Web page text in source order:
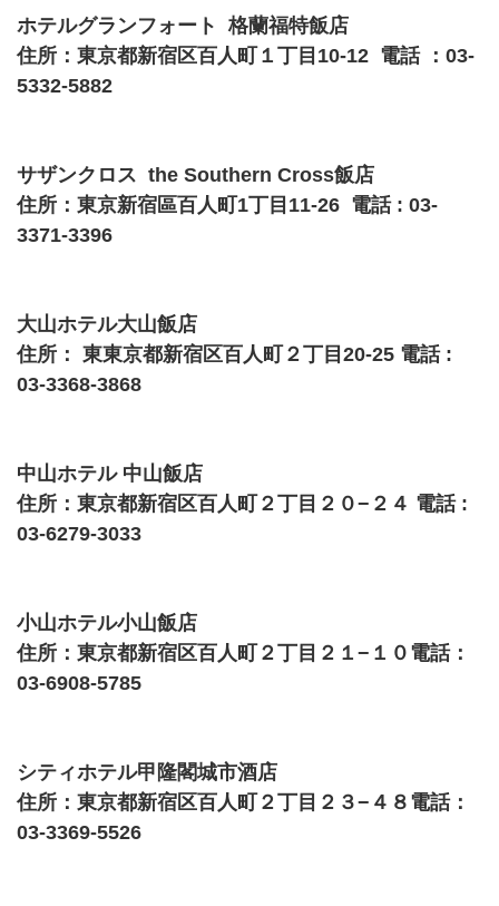
ホテルグランフォート 格蘭福特飯店
住所：東京都新宿区百人町１丁目10-12 電話 ：03-
5332-5882
サザンクロス the Southern Cross飯店
住所：東京新宿區百人町1丁目11-26 電話 : 03-
3371-3396
大山ホテル大山飯店
住所： 東東京都新宿区百人町２丁目20-25 電話 :
03-3368-3868
中山ホテル 中山飯店
住所：東京都新宿区百人町２丁目２０−２４ 電話 :
03-6279-3033
小山ホテル小山飯店
住所：東京都新宿区百人町２丁目２１−１０電話：
03-6908-5785
シティホテル甲隆閣城市酒店
住所：東京都新宿区百人町２丁目２３−４８電話：
03-3369-5526